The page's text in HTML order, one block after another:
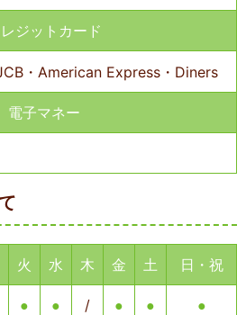
ジットカード
・American Express・Diners
電子マネー
火 水 木 金 土 日・祝
● ● / ● ● ●